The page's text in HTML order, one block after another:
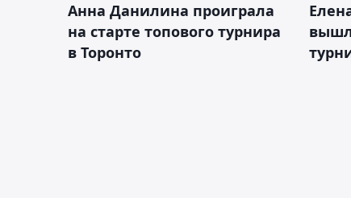
Анна Данилина проиграла
на старте топового турнира
в Торонто